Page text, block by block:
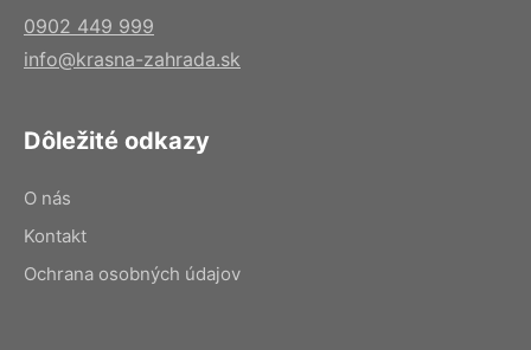
0902 449 999
info@krasna-zahrada.sk
Dôležité odkazy
O nás
Kontakt
Ochrana osobných údajov